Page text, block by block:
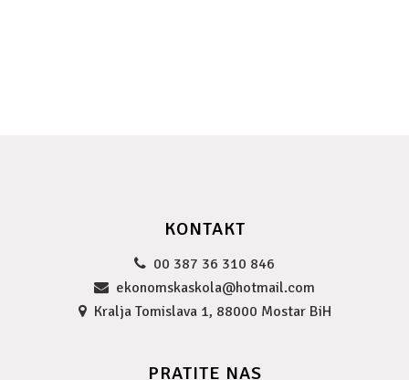
KONTAKT
00 387 36 310 846
ekonomskaskola@hotmail.com
Kralja Tomislava 1, 88000 Mostar BiH
PRATITE NAS